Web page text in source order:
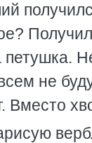
петушка.
не
Вместо